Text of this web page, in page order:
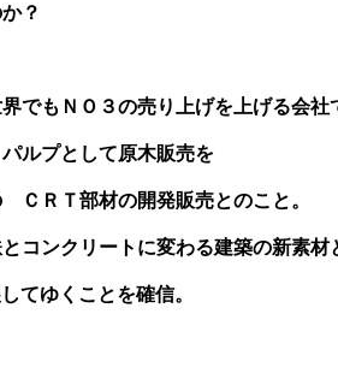
？
もＮＯ３の売り上げを上げる会社
ルプとして原木販売を
ＲＴ部材の開発販売とのこと。
ンクリートに変わる建築の新素材
てゆくことを確信。